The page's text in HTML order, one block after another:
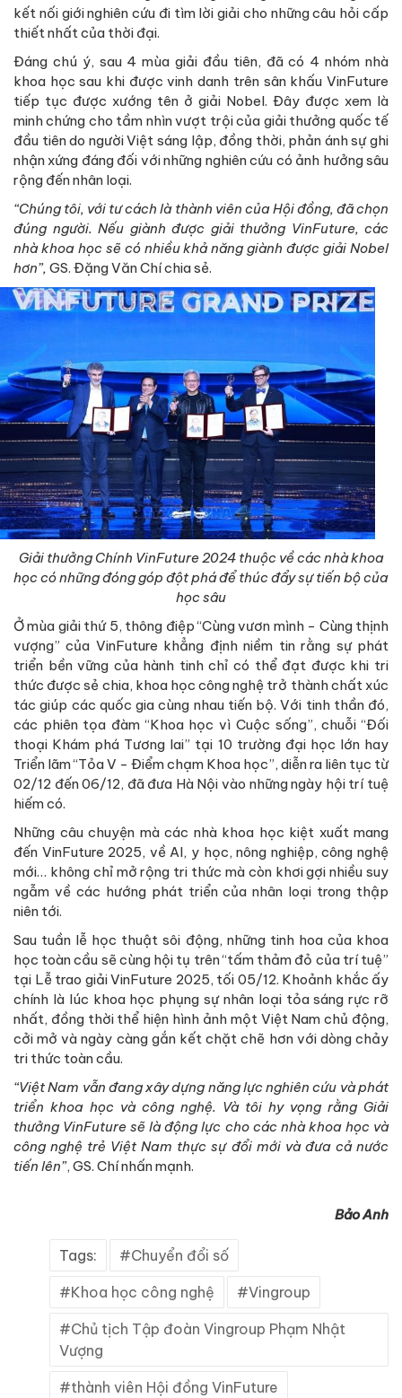
kết nối giới nghiên cứu đi tìm lời giải cho những câu hỏi cấp
thiết nhất của thời đại.
Đáng chú ý, sau 4 mùa giải đầu tiên, đã có 4 nhóm nhà
khoa học sau khi được vinh danh trên sân khấu VinFuture
tiếp tục được xướng tên ở giải Nobel. Đây được xem là
minh chứng cho tầm nhìn vượt trội của giải thưởng quốc tế
đầu tiên do người Việt sáng lập, đồng thời, phản ánh sự ghi
nhận xứng đáng đối với những nghiên cứu có ảnh hưởng sâu
rộng đến nhân loại.
“Chúng tôi, với tư cách là thành viên của Hội đồng, đã chọn
đúng người. Nếu giành được giải thưởng VinFuture, các
nhà khoa học sẽ có nhiều khả năng giành được giải Nobel
hơn”, GS. Đặng Văn Chí chia sẻ.
Giải thưởng Chính VinFuture 2024 thuộc về các nhà khoa
học có những đóng góp đột phá để thúc đẩy sự tiến bộ của
học sâu
Ở mùa giải thứ 5, thông điệp “Cùng vươn mình - Cùng thịnh
vượng” của VinFuture khẳng định niềm tin rằng sự phát
triển bền vững của hành tinh chỉ có thể đạt được khi tri
thức được sẻ chia, khoa học công nghệ trở thành chất xúc
tác giúp các quốc gia cùng nhau tiến bộ. Với tinh thần đó,
các phiên tọa đàm “Khoa học vì Cuộc sống”, chuỗi “Đối
thoại Khám phá Tương lai” tại 10 trường đại học lớn hay
Triển lãm “Tỏa V - Điểm chạm Khoa học”, diễn ra liên tục từ
02/12 đến 06/12, đã đưa Hà Nội vào những ngày hội trí tuệ
hiếm có.
Những câu chuyện mà các nhà khoa học kiệt xuất mang
đến VinFuture 2025, về AI, y học, nông nghiệp, công nghệ
mới… không chỉ mở rộng tri thức mà còn khơi gợi nhiều suy
ngẫm về các hướng phát triển của nhân loại trong thập
niên tới.
Sau tuần lễ học thuật sôi động, những tinh hoa của khoa
học toàn cầu sẽ cùng hội tụ trên “tấm thảm đỏ của trí tuệ”
tại Lễ trao giải VinFuture 2025, tối 05/12. Khoảnh khắc ấy
chính là lúc khoa học phụng sự nhân loại tỏa sáng rực rỡ
nhất, đồng thời thể hiện hình ảnh một Việt Nam chủ động,
cởi mở và ngày càng gắn kết chặt chẽ hơn với dòng chảy
tri thức toàn cầu.
“Việt Nam vẫn đang xây dựng năng lực nghiên cứu và phát
triển khoa học và công nghệ. Và tôi hy vọng rằng Giải
thưởng VinFuture sẽ là động lực cho các nhà khoa học và
công nghệ trẻ Việt Nam thực sự đổi mới và đưa cả nước
tiến lên”, GS. Chí nhấn mạnh.
Bảo Anh
Tags: Chuyển đổi số
Khoa học công nghệ Vingroup
Chủ tịch Tập đoàn Vingroup Phạm Nhật
Vượng
thành viên Hội đồng VinFuture